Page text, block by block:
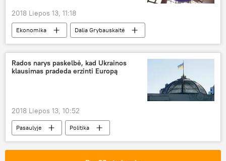
2018 Liepos 13, 11:18
Ekonomika
Dalia Grybauskaitė
inovacijos
Rados narys paskelbė, kad Ukrainos
klausimas pradeda erzinti Europą
2018 Liepos 13, 10:52
Pasaulyje Politika